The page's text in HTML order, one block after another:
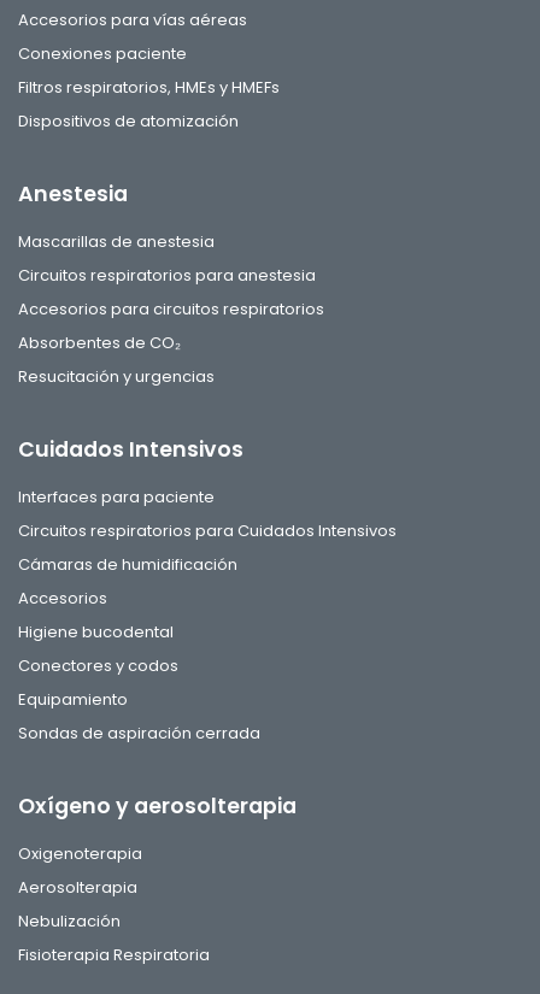
Accesorios para vías aéreas
Conexiones paciente
Filtros respiratorios, HMEs y HMEFs
Dispositivos de atomización
Anestesia
Mascarillas de anestesia
Circuitos respiratorios para anestesia
Accesorios para circuitos respiratorios
Absorbentes de CO₂
Resucitación y urgencias
Cuidados Intensivos
Interfaces para paciente
Circuitos respiratorios para Cuidados Intensivos
Cámaras de humidificación
Accesorios
Higiene bucodental
Conectores y codos
Equipamiento
Sondas de aspiración cerrada
Oxígeno y aerosolterapia
Oxigenoterapia
Aerosolterapia
Nebulización
Fisioterapia Respiratoria